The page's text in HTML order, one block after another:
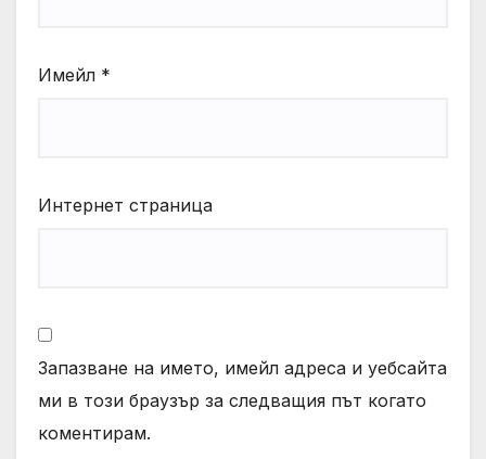
Имейл *
Интернет страница
Запазване на името, имейл адреса и уебсайта
ми в този браузър за следващия път когато
коментирам.